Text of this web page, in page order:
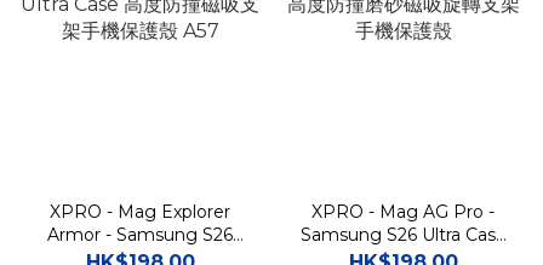
XPRO - Mag Explorer
Armor - Samsung S26
Ultra Case 高度防撞磁吸支
XPRO - Mag AG Pro -
Samsung S26 Ultra Case
高度防撞磨砂磁吸旋轉支架